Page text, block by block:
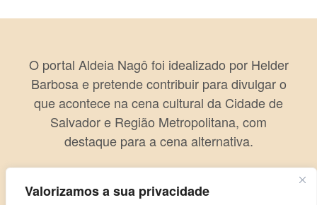
Valorizamos a sua privacidade
O portal Aldeia Nagô foi idealizado por Helder
Barbosa e pretende contribuir para divulgar o
que acontece na cena cultural da Cidade de
Salvador e Região Metropolitana, com
destaque para a cena alternativa.